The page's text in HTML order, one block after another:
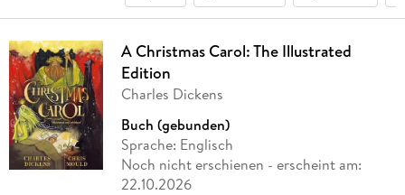
A Christmas Carol: The Illustrated
Edition
Charles Dickens
Buch (gebunden)
Sprache: Englisch
Noch nicht erschienen - erscheint am:
22.10.2026